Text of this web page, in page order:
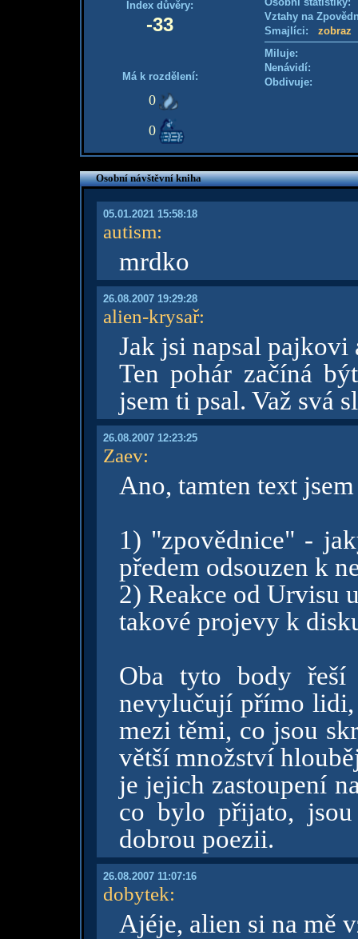
Index důvěry:
-33
Má k rozdělení:
0
0
Vztahy na
Smajlíci: zobraz
Miluje:
Nenávidí:
Obdivuje:
Osobní návštěvní kniha
05.01.2021 15:58:18
autism:
mrdko
26.08.2007 19:29:28
alien-krysař:
Jak jsi napsal pajkovi
Ten pohár začíná
jsem ti psal. Važ svá
26.08.2007 12:23:25
Zaev:
Ano, tamten text
1) "zpovědnice" -
předem odsouzen k
2) Reakce od Urvisu
takové projevy k
Oba tyto body řeší
nevylučují přímo
mezi těmi, co jsou
větší množství
je jejich zastoupení
co bylo přijato,
dobrou poezii.
26.08.2007 11:07:16
dobytek:
Ajéje, alien si na mě